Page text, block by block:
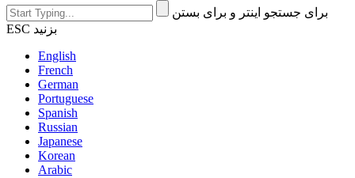
برای جستجو اینتر و برای بستن
ESC بزنید
English
French
German
Portuguese
Spanish
Russian
Japanese
Korean
Arabic